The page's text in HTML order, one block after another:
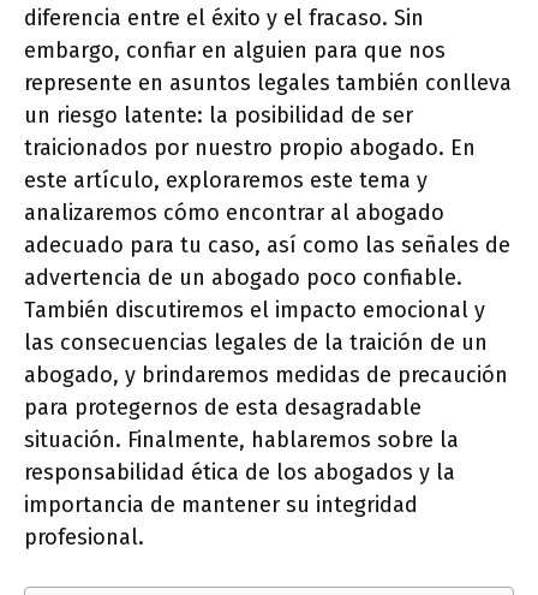
diferencia entre el éxito y el fracaso. Sin
embargo, confiar en alguien para que nos
represente en asuntos legales también conlleva
un riesgo latente: la posibilidad de ser
traicionados por nuestro propio abogado. En
este artículo, exploraremos este tema y
analizaremos cómo encontrar al abogado
adecuado para tu caso, así como las señales de
advertencia de un abogado poco confiable.
También discutiremos el impacto emocional y
las consecuencias legales de la traición de un
abogado, y brindaremos medidas de precaución
para protegernos de esta desagradable
situación. Finalmente, hablaremos sobre la
responsabilidad ética de los abogados y la
importancia de mantener su integridad
profesional.